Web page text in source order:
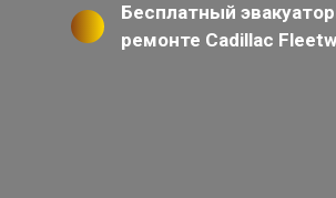
Бесплатный
ремонте Cadillac